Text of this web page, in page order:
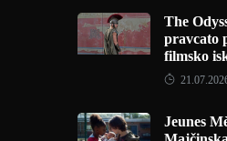
The
pravcato
filmsko
Jeunes